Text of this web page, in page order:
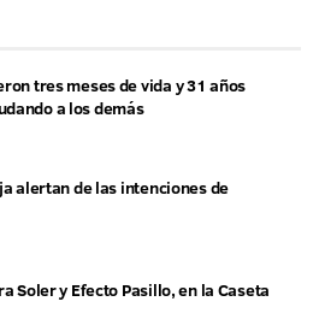
tres meses de vida y 31 años
a los demás
alertan de las intenciones de
Soler y Efecto Pasillo, en la Caseta